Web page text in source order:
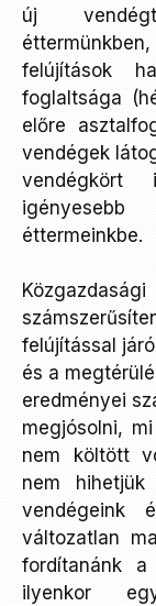
új
felújítások
foglaltsága
előre
vendégek
vendégkört
éttermeinkbe.
felújítással
és a
eredményei
megjósolni,
nem költött
nem
vendégeink
változatlan
fordítanánk
ilyenkor